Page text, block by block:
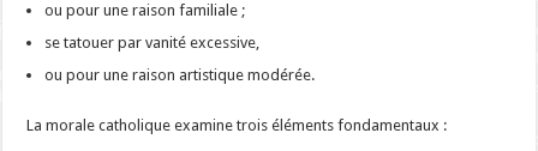
ou pour une raison familiale ;
se tatouer par vanité excessive,
ou pour une raison artistique modérée.
La morale catholique examine trois éléments fondamentaux :